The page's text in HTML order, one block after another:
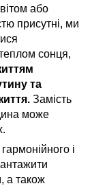
або
присутні, ми
сонця,
та
Замість
може
і
а також